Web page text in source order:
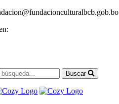
Buscar